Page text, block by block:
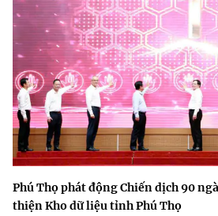
Phú Thọ phát động Chiến dịch 90
thiện Kho dữ liệu tỉnh Phú Thọ